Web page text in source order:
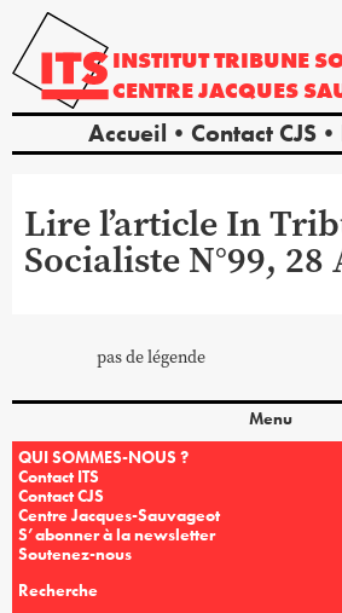
INSTITUTTRIBUNE
CENTREJACQUES
Accueil Contact CJS
Lire l’article In
Socialiste N°99, 28
pas de légende
Menu
QUI SOMMES-NOUS ?
Contact ITS
Contact CJS
Centre Jacques-Sauvageot
S’abonner à la newsletter
Soutenez-nous
Recherche